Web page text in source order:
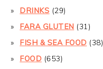
DRINKS (29)
FARA GLUTEN (31)
FISH & SEA FOOD (38)
FOOD (653)